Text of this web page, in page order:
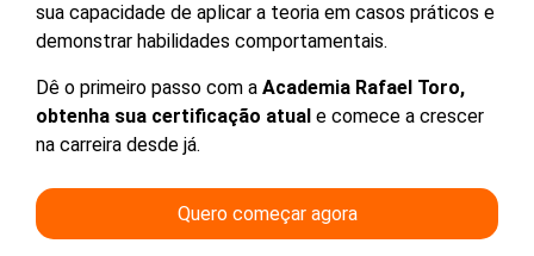
sua capacidade de aplicar a teoria em casos práticos e
demonstrar habilidades comportamentais.
Dê o primeiro passo com a Academia Rafael Toro,
obtenha sua certificação atual e comece a crescer
na carreira desde já.
Quero começar agora